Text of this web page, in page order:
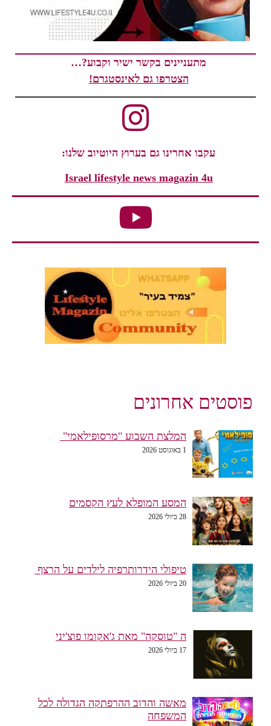
מתעניינים בקשר ישיר וקבוע?…
הצטרפו גם לאינסטגרם!
עקבו אחרינו גם בערוץ היוטיוב שלנו:
Israel lifestyle news magazin 4u
פוסטים אחרונים
המלצת השבוע "מרסופילאמי"
1 באוגוסט 2026
המסע המופלא לעץ הקסמים
28 ביולי 2026
טיפולי הידרותרפיה לילדים על הרצף
20 ביולי 2026
ה "טוסקה" מאת ג'אקומו פוצ'יני
מאשה והדוב ההרפתקה הגדולה לכל
המשפחה